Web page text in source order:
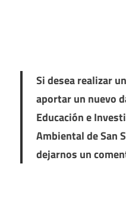
Si desea realizar
aportar un nuevo
Educación e
Ambiental de San
dejarnos un